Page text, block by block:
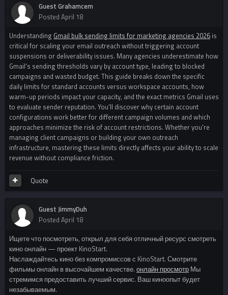
Guest Grahamcem
Posted April 18
Understanding Gmail bulk sending limits for marketing agencies 2026 is
critical for scaling your email outreach without triggering account
suspensions or deliverability issues. Many agencies underestimate how
Gmail's sending thresholds vary by account type, leading to blocked
campaigns and wasted budget. This guide breaks down the specific
daily limits for standard accounts versus workspace accounts, how
warm-up periods impact your capacity, and the exact metrics Gmail uses
to evaluate sender reputation. You'll discover why certain account
configurations work better for different campaign volumes and which
approaches minimize the risk of account restrictions. Whether you're
managing client campaigns or building your own outreach
infrastructure, mastering these limits directly affects your ability to scale
revenue without compliance friction.
Quote
Guest JimmyDuh
Posted April 18
Ищете что посмотреть, открыл для себя отличный ресурс смотреть
кино онлайн — проект KinoStart.
Наслаждайтесь кино без компромиссов с KinoStart. Смотрите
фильмы онлайн в высочайшем качестве. онлайн просмотр Мы
стремимся предоставить лучший сервис. Ваш киноопыт будет
незабываемым.